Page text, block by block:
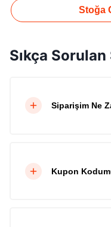
Stoğa
Sıkça
Siparişim Ne
Kupon